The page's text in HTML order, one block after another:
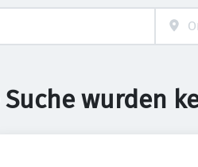
Suche wurden